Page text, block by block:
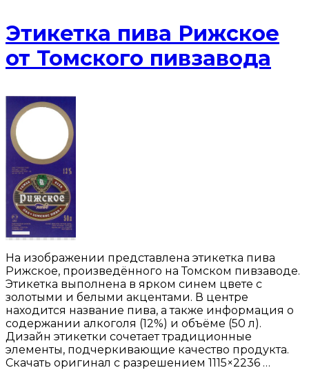
Этикетка пива Рижское
от Томского пивзавода
На изображении представлена этикетка пива
Рижское, произведённого на Томском пивзаводе.
Этикетка выполнена в ярком синем цвете с
золотыми и белыми акцентами. В центре
находится название пива, а также информация о
содержании алкоголя (12%) и объёме (50 л).
Дизайн этикетки сочетает традиционные
элементы, подчеркивающие качество продукта.
Скачать оригинал с разрешением 1115×2236 …